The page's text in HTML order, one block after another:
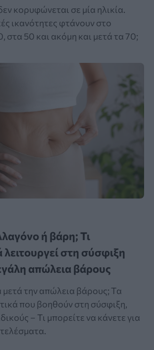
κορυφώνεται σε μία ηλικία.
ικανότητες φτάνουν στο
στα 50 και ακόμη και μετά τα 70;
ή βάρη; Τι
στη σύσφιξη
απώλεια βάρους
την απώλεια βάρους; Τα
που βοηθούν στη σύσφιξη,
– Τι μπορείτε να κάνετε για